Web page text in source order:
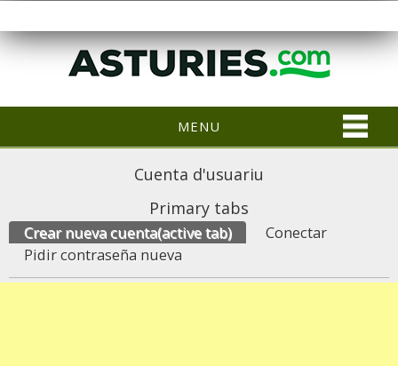
MENU
Cuenta d'usuariu
Primary tabs
Crear nueva cuenta(active tab)
Conectar
Pidir contraseña nueva